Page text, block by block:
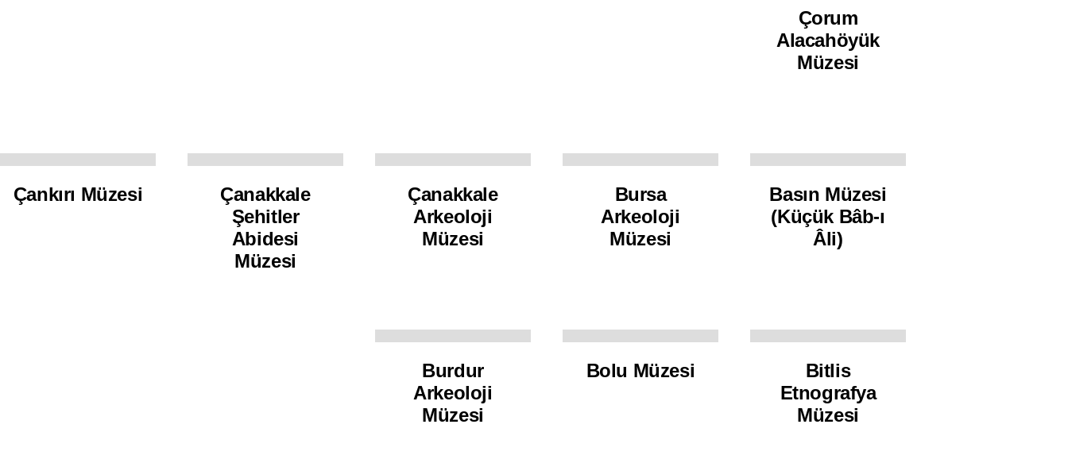
Çorum
Alacahöyük
Müzesi
Çankırı Müzesi
Çanakkale
Şehitler
Abidesi
Müzesi
Çanakkale
Arkeoloji
Müzesi
Bursa
Arkeoloji
Müzesi
Basın Müzesi
(Küçük Bâb-ı
Âli)
Burdur
Arkeoloji
Müzesi
Bolu Müzesi
Bitlis
Etnografya
Müzesi